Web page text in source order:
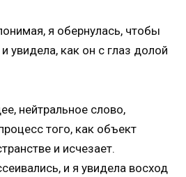
я обернулась, чтобы
увидела, как он с глаз долой
нейтральное слово,
того, как объект
и исчезает.
и я увидела восход